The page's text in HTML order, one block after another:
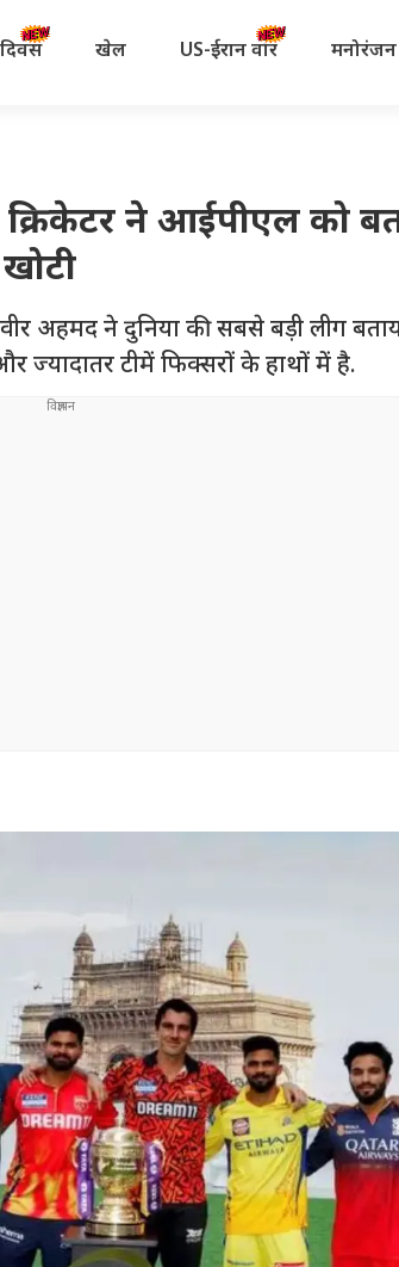
दिवस खेल US-ईरान वॉर मनोरंजन
ने आईपीएल को
अहमद ने दुनिया की सबसे बड़ी लीग
टीमें फिक्सरों के हाथों में है.